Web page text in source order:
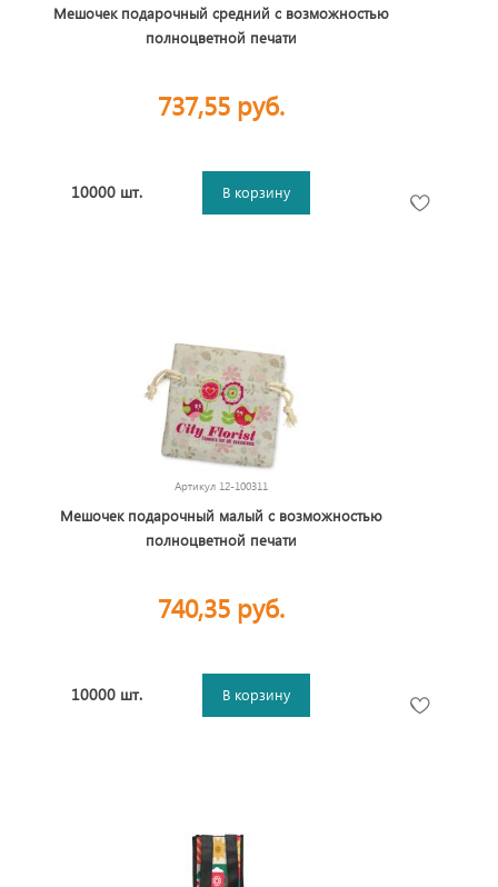
Мешочек подарочный средний с возможностью
полноцветной печати
737,55 руб.
10000 шт. В корзину
Артикул 12-100311
Мешочек подарочный малый с возможностью
полноцветной печати
740,35 руб.
10000 шт. В корзину